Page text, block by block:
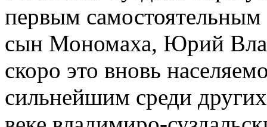
первым самостоятельным
сын Мономаха, Юрий
скоро это вновь
сильнейшим среди